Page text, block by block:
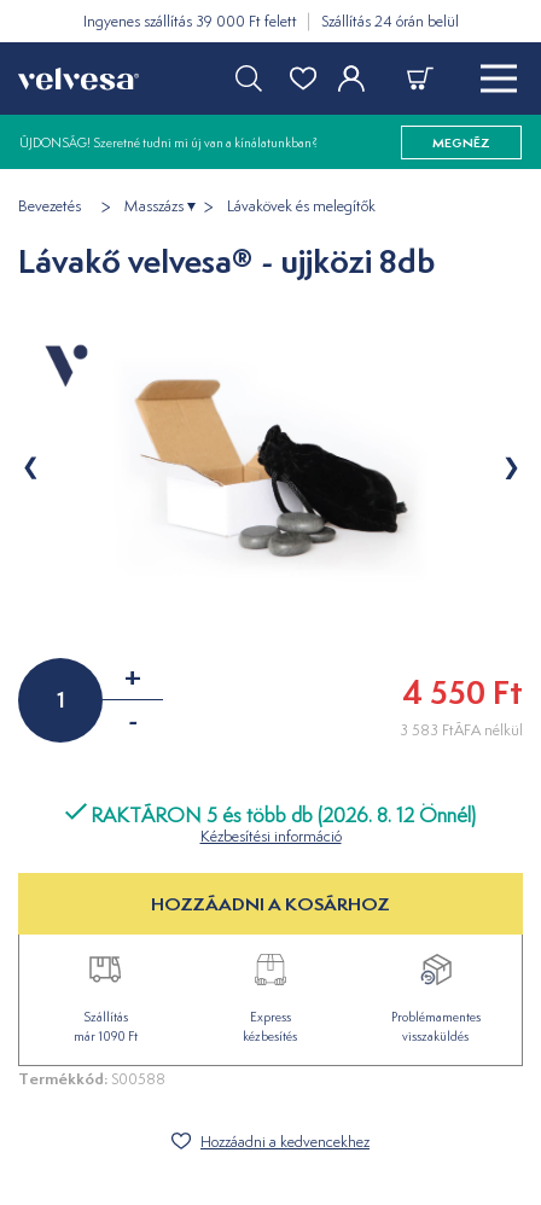
Ingyenes szállítás 39 000 Ft felett Szállítás 24 órán belül
ÚJDONSÁG! Szeretné tudni mi új van a kínálatunkban? MEGNÉZ
Bevezetés Masszázs Lávakövek és melegítők
Lávakő velvesa® - ujjközi 8db
+
-
4 550 Ft
3 583 FtÁFA nélkül
RAKTÁRON 5 és több db (2026. 8. 12 Önnél)
Kézbesítési információ
HOZZÁADNI A KOSÁRHOZ
Szállítás
már 1090 Ft
Express
kézbesítés
Problémamentes
visszaküldés
Termékkód: S00588
Hozzáadni a kedvencekhez